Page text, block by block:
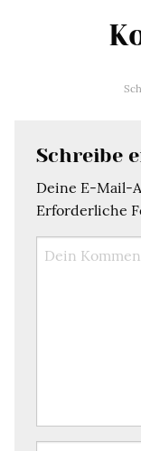
Schreibe
Deine E-Mail-
Erforderliche